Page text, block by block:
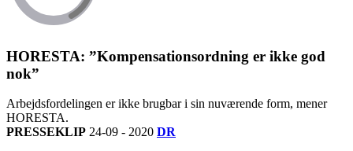
HORESTA: ”Kompensationsordning er ikke god
nok”
Arbejdsfordelingen er ikke brugbar i sin nuværende form, mener
HORESTA.
PRESSEKLIP 24-09 - 2020 DR